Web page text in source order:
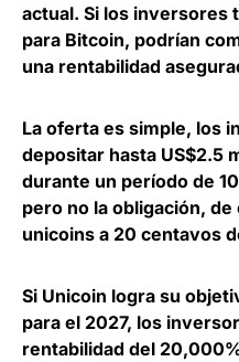
actual. Si los inversores
para Bitcoin, podrían
una rentabilidad
La oferta es simple, los
depositar hasta US$2.5
durante un período de
pero no la obligación, de
unicoins a 20 centavos
Si Unicoin logra su
para el 2027, los
rentabilidad del